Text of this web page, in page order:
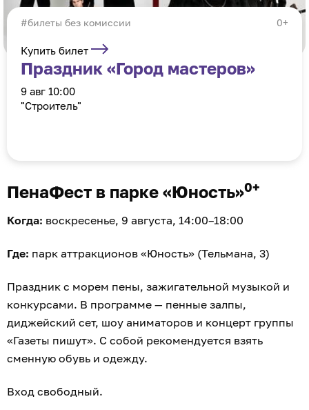
0+
#билеты без комиссии
Купить билет
Праздник «Город мастеров»
9 авг 10:00
"Строитель"
ПенаФест в парке «Юность»0+
Когда: воскресенье, 9 августа, 14:00–18:00
Где: парк аттракционов «Юность» (Тельмана, 3)
Праздник с морем пены, зажигательной музыкой и
конкурсами. В программе — пенные залпы,
диджейский сет, шоу аниматоров и концерт группы
«Газеты пишут». С собой рекомендуется взять
сменную обувь и одежду.
Вход свободный.